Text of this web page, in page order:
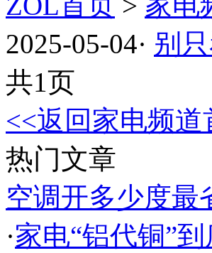
2025-05-04· 别
共1页
<<返回家电频道
热门文章
空调开多少度最
·家电“铝代铜”